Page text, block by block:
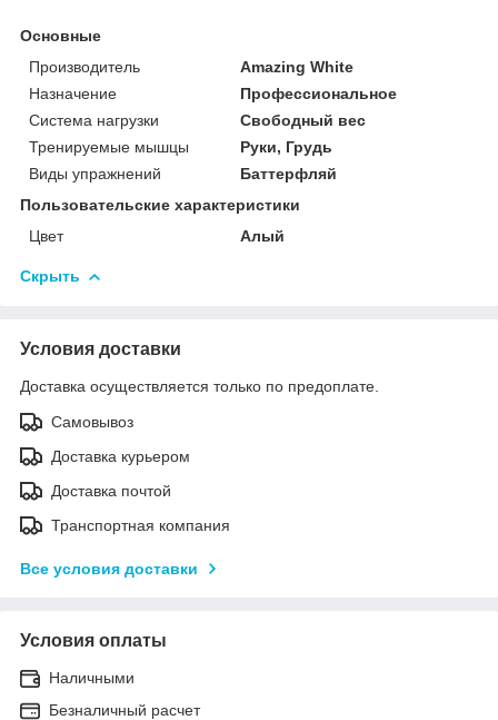
Основные
Производитель
Amazing White
Назначение
Профессиональное
Система нагрузки
Свободный вес
Тренируемые мышцы
Руки, Грудь
Виды упражнений
Баттерфляй
Пользовательские характеристики
Цвет
Алый
Скрыть
Условия доставки
Доставка осуществляется только по предоплате.
Самовывоз
Доставка курьером
Доставка почтой
Транспортная компания
Все условия доставки
Условия оплаты
Наличными
Безналичный расчет